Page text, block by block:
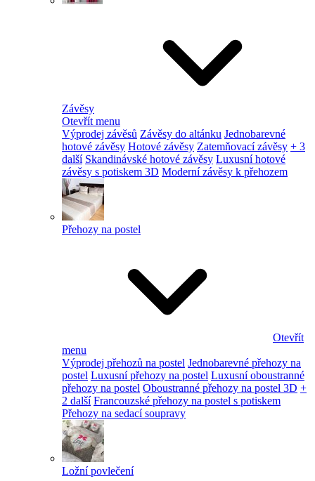
Závěsy
Otevřít menu
Výprodej závěsů Závěsy do altánku Jednobarevné
hotové závěsy Hotové závěsy Zatemňovací závěsy + 3
další Skandinávské hotové závěsy Luxusní hotové
závěsy s potiskem 3D Moderní závěsy k přehozem
Přehozy na postel
Otevřít
menu
Výprodej přehozů na postel Jednobarevné přehozy na
postel Luxusní přehozy na postel Luxusní oboustranné
přehozy na postel Oboustranné přehozy na postel 3D +
2 další Francouzské přehozy na postel s potiskem
Přehozy na sedací soupravy
Ložní povlečení